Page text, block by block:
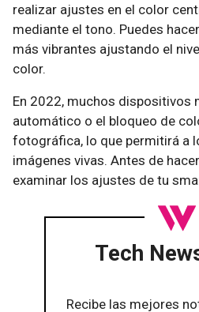
realizar ajustes en el color
mediante el tono. Puedes
más vibrantes ajustando el
color.
En 2022, muchos dispositivos
automático o el bloqueo de
fotográfica, lo que permitirá a
imágenes vivas. Antes de
examinar los ajustes de tu
Tech
Recibe las mejores